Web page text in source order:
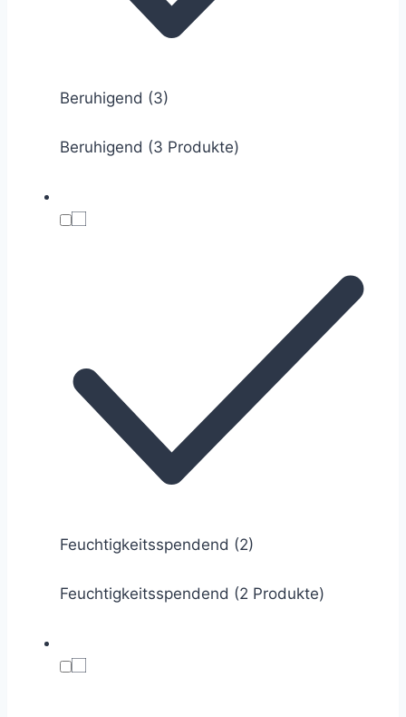
Beruhigend (3)
Beruhigend (3 Produkte)
Feuchtigkeitsspendend (2)
Feuchtigkeitsspendend (2 Produkte)